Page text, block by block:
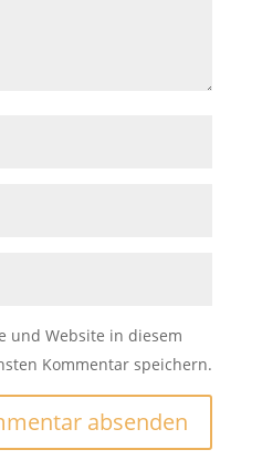
und Website in diesem
Kommentar speichern.